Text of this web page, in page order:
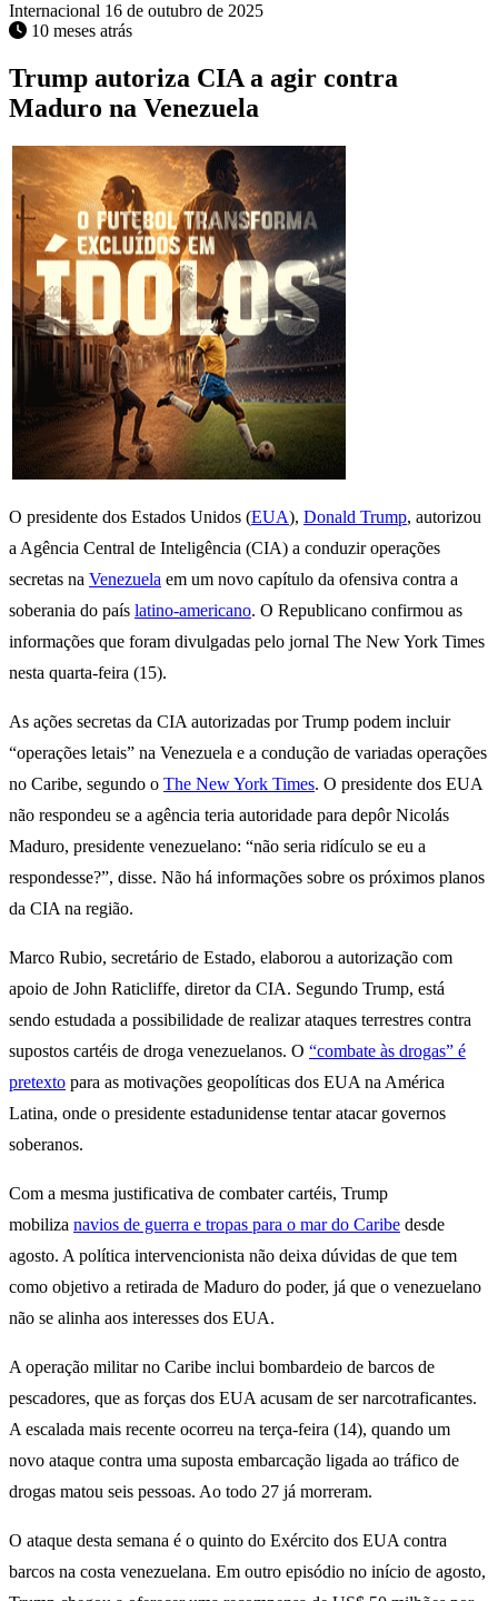
Internacional 16 de outubro de 2025
10 meses atrás
Trump autoriza CIA a agir contra
Maduro na Venezuela
O presidente dos Estados Unidos (EUA), Donald Trump, autorizou
a Agência Central de Inteligência (CIA) a conduzir operações
secretas na Venezuela em um novo capítulo da ofensiva contra a
soberania do país latino-americano. O Republicano confirmou as
informações que foram divulgadas pelo jornal The New York Times
nesta quarta-feira (15).
As ações secretas da CIA autorizadas por Trump podem incluir
“operações letais” na Venezuela e a condução de variadas operações
no Caribe, segundo o The New York Times. O presidente dos EUA
não respondeu se a agência teria autoridade para depôr Nicolás
Maduro, presidente venezuelano: “não seria ridículo se eu a
respondesse?”, disse. Não há informações sobre os próximos planos
da CIA na região.
Marco Rubio, secretário de Estado, elaborou a autorização com
apoio de John Raticliffe, diretor da CIA. Segundo Trump, está
sendo estudada a possibilidade de realizar ataques terrestres contra
supostos cartéis de droga venezuelanos. O “combate às drogas” é
pretexto para as motivações geopolíticas dos EUA na América
Latina, onde o presidente estadunidense tentar atacar governos
soberanos.
Com a mesma justificativa de combater cartéis, Trump
mobiliza navios de guerra e tropas para o mar do Caribe desde
agosto. A política intervencionista não deixa dúvidas de que tem
como objetivo a retirada de Maduro do poder, já que o venezuelano
não se alinha aos interesses dos EUA.
A operação militar no Caribe inclui bombardeio de barcos de
pescadores, que as forças dos EUA acusam de ser narcotraficantes.
A escalada mais recente ocorreu na terça-feira (14), quando um
novo ataque contra uma suposta embarcação ligada ao tráfico de
drogas matou seis pessoas. Ao todo 27 já morreram.
O ataque desta semana é o quinto do Exército dos EUA contra
barcos na costa venezuelana. Em outro episódio no início de agosto,